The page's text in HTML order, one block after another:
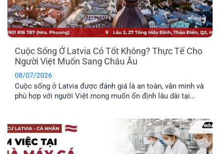
Cuộc Sống Ở Latvia Có Tốt Không? Thực Tế Cho
Người Việt Muốn Sang Châu Âu
08/07/2026
Cuộc sống ở Latvia được đánh giá là an toàn, văn minh và
phù hợp với người Việt mong muốn ổn định lâu dài tại
về môi trường sống, văn hóa và phúc lợi dành riêng cho
công dân.